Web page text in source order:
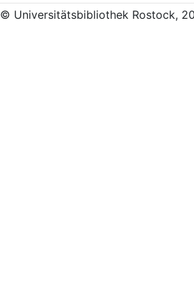
© Universitätsbibliothek Rostock,